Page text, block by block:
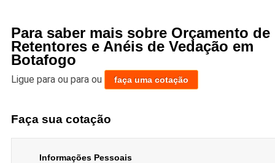
Para saber mais sobre Orçamento de
Retentores e Anéis de Vedação em
Botafogo
Ligue para ou para ou faça uma cotação
Faça sua cotação
Informações Pessoais